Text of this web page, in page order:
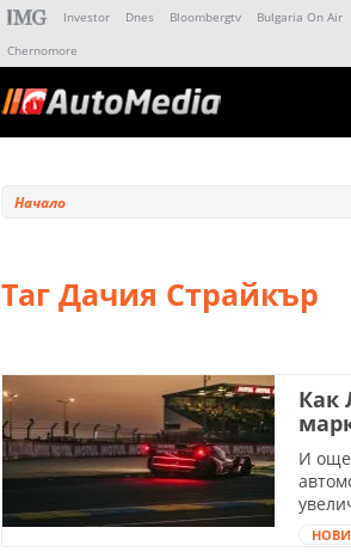
Investor Dnes Bloombergtv Bulgaria On Air
Chernomore
Начало
Таг Дачия Страйкър
Как
И още